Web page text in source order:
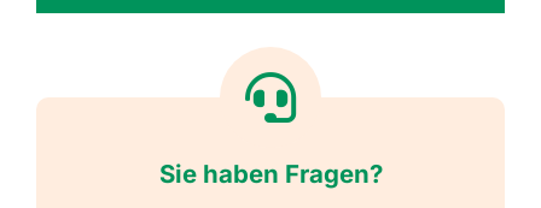
Reflektierende Aufkleber
Sie haben Fragen?